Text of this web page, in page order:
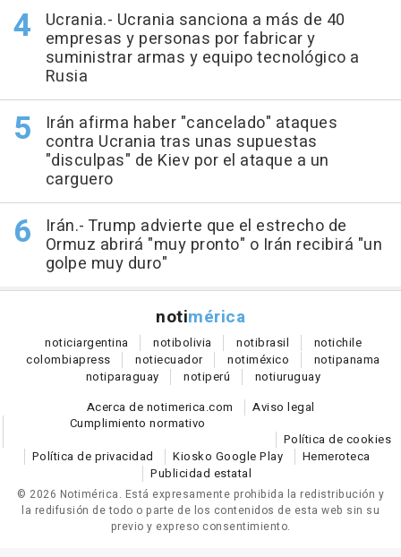
Ucrania.- Ucrania sanciona a más de 40
empresas y personas por fabricar y
suministrar armas y equipo tecnológico a
Rusia
Irán afirma haber "cancelado" ataques
contra Ucrania tras unas supuestas
"disculpas" de Kiev por el ataque a un
carguero
Irán.- Trump advierte que el estrecho de
Ormuz abrirá "muy pronto" o Irán recibirá "un
golpe muy duro"
notimérica
noticiargentina notibolivia notibrasil notichile
colombiapress notiecuador notiméxico notipanama
notiparaguay notiperú notiuruguay
Acerca de notimerica.com
Aviso legal
Cumplimiento normativo
Política de cookies
Política de privacidad
Kiosko Google Play
Hemeroteca
Publicidad estatal
© 2026 Notimérica. Está expresamente prohibida la redistribución y
la redifusión de todo o parte de los contenidos de esta web sin su
previo y expreso consentimiento.